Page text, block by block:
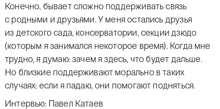
Конечно, бывает сложно поддерживать связь
с родными и друзьями. У меня остались друзья
из детского сада, консерватории, секции дзюдо
(которым я занимался некоторое время). Когда мне
трудно, я думаю: зачем я здесь, что будет дальше.
Но близкие поддерживают морально в таких
случаях: если я падаю, они помогают подняться.
Интервью: Павел Катаев